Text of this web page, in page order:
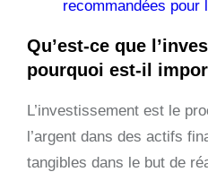
recommandées pour
Qu’est-ce que
pourquoi est-il
L’investissement est le
l’argent dans des actifs
tangibles dans le but de